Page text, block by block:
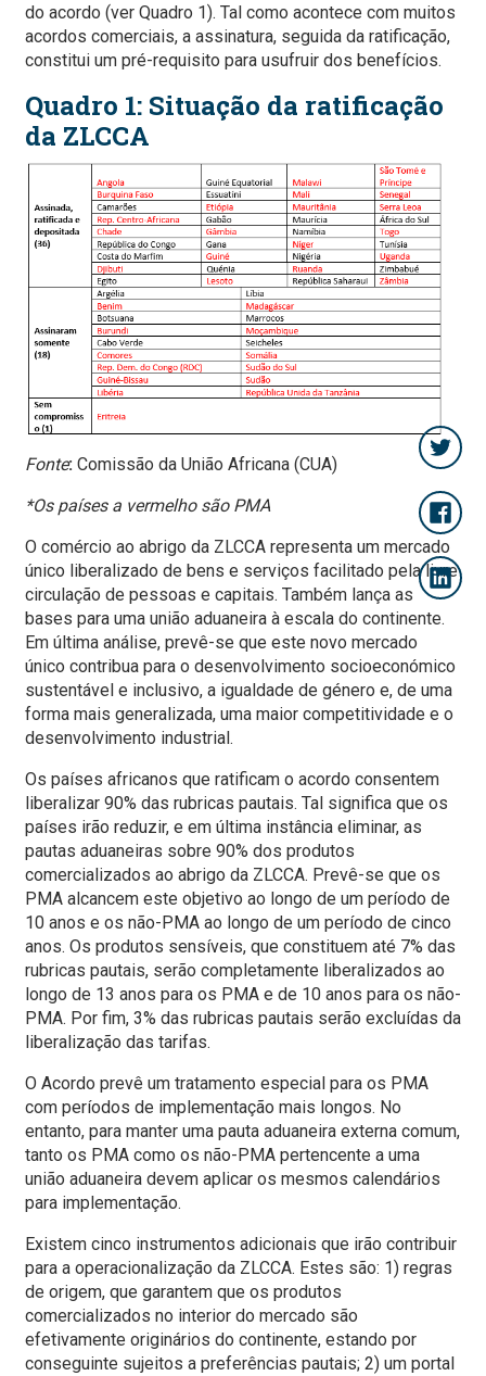
do acordo (ver Quadro 1). Tal como acontece com muitos
acordos comerciais, a assinatura, seguida da ratificação,
constitui um pré-requisito para usufruir dos benefícios.
Quadro 1: Situação da ratificação
da ZLCCA
Fonte: Comissão da União Africana (CUA)
*Os países a vermelho são PMA
O comércio ao abrigo da ZLCCA representa um mercado
único liberalizado de bens e serviços facilitado pela livre
circulação de pessoas e capitais. Também lança as
bases para uma união aduaneira à escala do continente.
Em última análise, prevê-se que este novo mercado
único contribua para o desenvolvimento socioeconómico
sustentável e inclusivo, a igualdade de género e, de uma
forma mais generalizada, uma maior competitividade e o
desenvolvimento industrial.
Os países africanos que ratificam o acordo consentem
liberalizar 90% das rubricas pautais. Tal significa que os
países irão reduzir, e em última instância eliminar, as
pautas aduaneiras sobre 90% dos produtos
comercializados ao abrigo da ZLCCA. Prevê-se que os
PMA alcancem este objetivo ao longo de um período de
10 anos e os não-PMA ao longo de um período de cinco
anos. Os produtos sensíveis, que constituem até 7% das
rubricas pautais, serão completamente liberalizados ao
longo de 13 anos para os PMA e de 10 anos para os não-
PMA. Por fim, 3% das rubricas pautais serão excluídas da
liberalização das tarifas.
O Acordo prevê um tratamento especial para os PMA
com períodos de implementação mais longos. No
entanto, para manter uma pauta aduaneira externa comum,
tanto os PMA como os não-PMA pertencente a uma
união aduaneira devem aplicar os mesmos calendários
para implementação.
Existem cinco instrumentos adicionais que irão contribuir
para a operacionalização da ZLCCA. Estes são: 1) regras
de origem, que garantem que os produtos
comercializados no interior do mercado são
efetivamente originários do continente, estando por
conseguinte sujeitos a preferências pautais; 2) um portal